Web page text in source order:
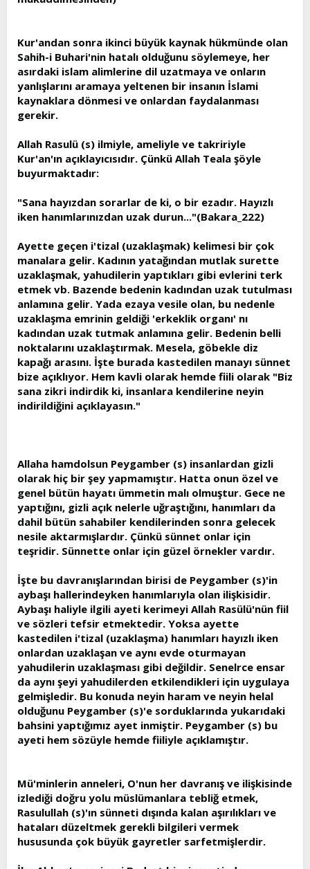
Kur'andan sonra ikinci büyük kaynak hükmünde olan
Sahih-i Buhari'nin hatalı olduğunu söylemeye, her
asırdaki islam alimlerine dil uzatmaya ve onların
yanlışlarını aramaya yeltenen bir insanın İslami
kaynaklara dönmesi ve onlardan faydalanması
gerekir.
Allah Rasulü (s) ilmiyle, ameliyle ve takririyle
Kur'an'ın açıklayıcısıdır. Çünkü Allah Teala şöyle
buyurmaktadır:
"Sana hayızdan sorarlar de ki, o bir ezadır. Hayızlı
iken hanımlarınızdan uzak durun..."(Bakara_222)
Ayette geçen i'tizal (uzaklaşmak) kelimesi bir çok
manalara gelir. Kadının yatağından mutlak surette
uzaklaşmak, yahudilerin yaptıkları gibi evlerini terk
etmek vb. Bazende bedenin kadından uzak tutulması
anlamına gelir. Yada ezaya vesile olan, bu nedenle
uzaklaşma emrinin geldiği 'erkeklik organı' nı
kadından uzak tutmak anlamına gelir. Bedenin belli
noktalarını uzaklaştırmak. Mesela, göbekle diz
kapağı arasını. İşte burada kastedilen manayı sünnet
bize açıklıyor. Hem kavli olarak hemde fiili olarak "Biz
sana zikri indirdik ki, insanlara kendilerine neyin
indirildiğini açıklayasın."
Allaha hamdolsun Peygamber (s) insanlardan gizli
olarak hiç bir şey yapmamıştır. Hatta onun özel ve
genel bütün hayatı ümmetin malı olmuştur. Gece ne
yaptığını, gizli açık nelerle uğraştığını, hanımları da
dahil bütün sahabiler kendilerinden sonra gelecek
nesile aktarmışlardır. Çünkü sünnet onlar için
teşridir. Sünnette onlar için güzel örnekler vardır.
İşte bu davranışlarından birisi de Peygamber (s)'in
aybaşı hallerindeyken hanımlarıyla olan ilişkisidir.
Aybaşı haliyle ilgili ayeti kerimeyi Allah Rasülü'nün fiil
ve sözleri tefsir etmektedir. Yoksa ayette
kastedilen i'tizal (uzaklaşma) hanımları hayızlı iken
onlardan uzaklaşan ve aynı evde oturmayan
yahudilerin uzaklaşması gibi değildir. Senelrce ensar
da aynı şeyi yahudilerden etkilendikleri için uygulaya
gelmişledir. Bu konuda neyin haram ve neyin helal
olduğunu Peygamber (s)'e sorduklarında yukarıdaki
bahsini yaptığımız ayet inmiştir. Peygamber (s) bu
ayeti hem sözüyle hemde fiiliyle açıklamıştır.
Mü'minlerin anneleri, O'nun her davranış ve ilişkisinde
izlediği doğru yolu müslümanlara tebliğ etmek,
Rasulullah (s)'ın sünneti dışında kalan aşırılıkları ve
hataları düzeltmek gerekli bilgileri vermek
hususunda çok büyük gayretler sarfetmişlerdir.